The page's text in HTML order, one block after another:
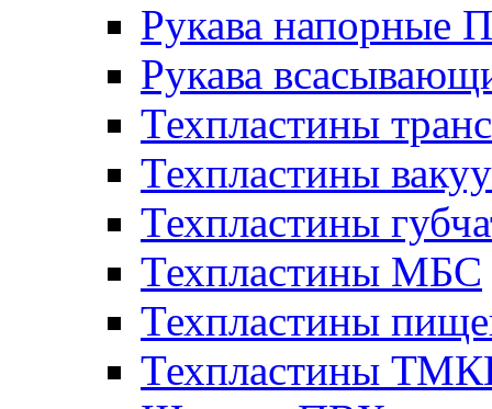
Рукава напорные П
Рукава
Техпластины
Техпластины
Техпластины
Техпластины МБС
Техпластины
Техпластины